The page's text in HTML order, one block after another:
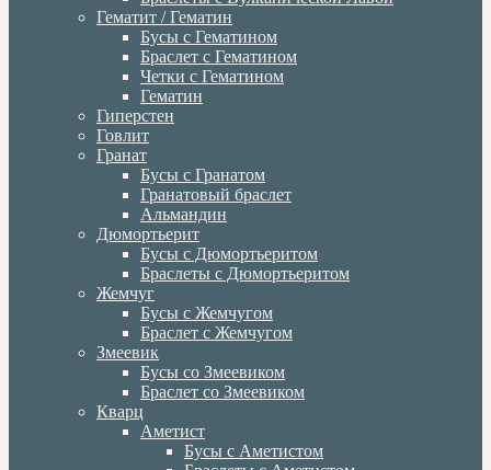
Гематит / Гематин
Бусы с Гематином
Браслет с Гематином
Четки с Гематином
Гематин
Гиперстен
Говлит
Гранат
Бусы с Гранатом
Гранатовый браслет
Альмандин
Дюмортьерит
Бусы с Дюмортьеритом
Браслеты с Дюмортьеритом
Жемчуг
Бусы с Жемчугом
Браслет с Жемчугом
Змеевик
Бусы со Змеевиком
Браслет со Змеевиком
Кварц
Аметист
Бусы с Аметистом